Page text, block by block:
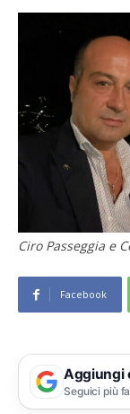
Ciro Passeggia e
Facebook
Aggiungi
Seguici più